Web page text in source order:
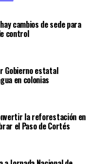
cambios de sede para
control
Gobierno estatal
en colonias
la reforestación en
el Paso de Cortés